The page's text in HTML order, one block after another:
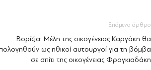
Επόμενο άρθρο
Βορίζια: Μέλη της οικογένειας Καργάκη θα
ως ηθικοί αυτουργοί για τη βόμβα
σε σπίτι της οικογένειας Φραγκιαδάκη